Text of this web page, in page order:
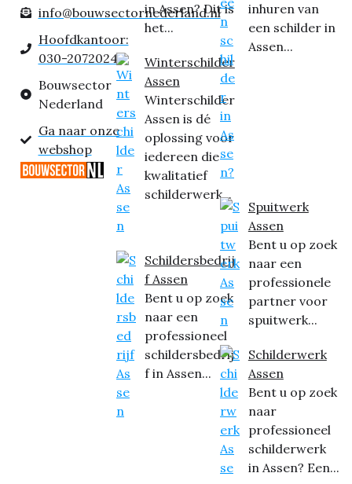
info@bouwsectornederland.nl
Hoofdkantoor:
030-2072024
Bouwsector
Nederland
Ga naar onze
webshop
in Assen? Dit is
het...
Winterschilder
Assen
Winterschilder
Assen is dé
oplossing voor
iedereen die
kwalitatief
schilderwerk...
Schildersbedrij
f Assen
Bent u op zoek
naar een
professioneel
schildersbedrij
f in Assen...
inhuren van
een schilder in
Assen...
Spuitwerk
Assen
Bent u op zoek
naar een
professionele
partner voor
spuitwerk...
Schilderwerk
Assen
Bent u op zoek
naar
professioneel
schilderwerk
in Assen? Een...